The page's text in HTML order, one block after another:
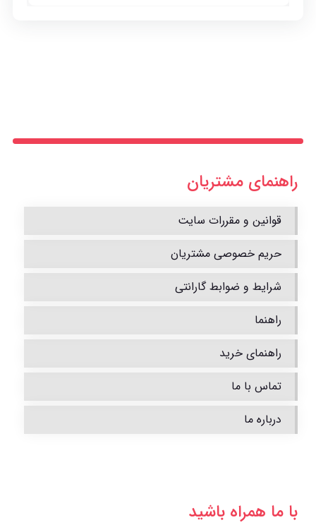
راهنمای مشتریان
قوانین و مقررات سایت
حریم خصوصی مشتریان
شرایط و ضوابط گارانتی
راهنما
راهنمای خرید
تماس با ما
درباره ما
با ما همراه باشید